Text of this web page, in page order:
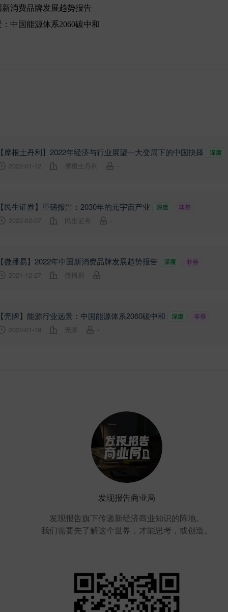
消费品牌发展趋势报告
中国能源体系2060碳中和
摩根士丹利】2022年经济与行业展望—大变局下的中国抉择
2022-01-12 摩根士丹利 -
民生证券】重磅报告：2030年的元宇宙产业
2022-02-07 民生证券 -
微播易】2022年中国新消费品牌发展趋势报告
2021-12-27 微播易 -
壳牌】能源行业远景：中国能源体系2060碳中和
2022-01-19 壳牌 -
发现报告商业局
发现报告旗下传递新经济商业知识的阵地。
我们需要先了解这个世界，才能思考，或创造。